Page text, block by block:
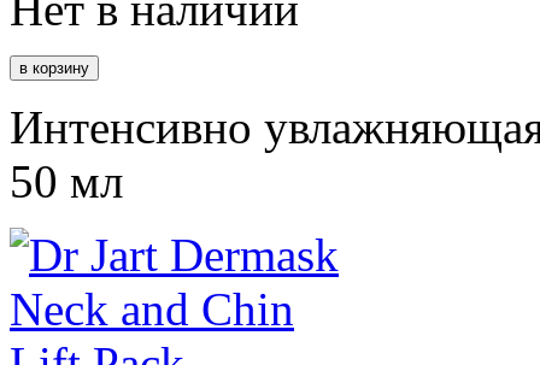
Интенсивно
50 мл